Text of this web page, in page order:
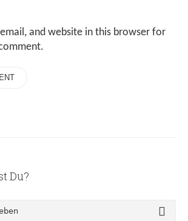
and website in this browser for
Du?